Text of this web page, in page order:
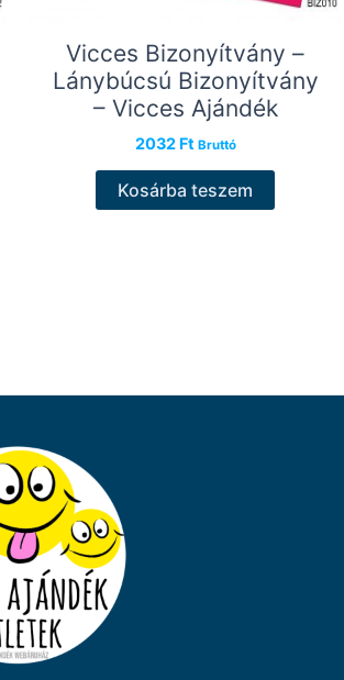
Vicces Bizonyítvány –
Lánybúcsú Bizonyítvány
– Vicces Ajándék
2032 Ft Bruttó
Kosárba teszem